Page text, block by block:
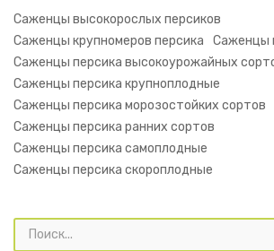
Саженцы высокорослых персиков
Саженцы крупномеров персика
Саженцы
Саженцы персика высокоурожайных
Саженцы персика крупноплодные
Саженцы персика морозостойких сортов
Саженцы персика ранних сортов
Саженцы персика самоплодные
Саженцы персика скороплодные
Поиск
товаров